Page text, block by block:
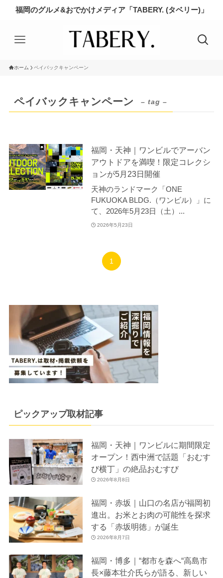
福岡のグルメ&おでかけメディア「TABERY. (タベリー)」
ホーム ペイバックキャンペーン
ペイバックキャンペーン – tag –
福岡・天神｜ワンビルでアーバン
アウトドアを満喫！限定コレクシ
ョンが5月23日開催
天神のランドマーク「ONE
FUKUOKA BLDG.（ワンビル）」に
て、2026年5月23日（土）...
2026年5月23日
1
ピックアップ取材記事
福岡・天神｜ワンビルに期間限定
オープン！西中洲で話題「おむす
び横丁」の絶品おむすび
2026年8月8日
福岡・赤坂｜山口の名店が福岡初
進出。お米とお肉の可能性を探求
する「赤坂明徳」が誕生
2026年8月7日
福岡・博多｜“都市を森へ“高島市
長×藤本壮介氏らが語る、新しい